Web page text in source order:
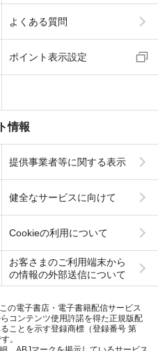
よくある質問
ポイント表示設定
情報
提供事業者等に関する表示
健全なサービスに向けて
Cookieの利用について
お客さまのご利用端末から
の情報の外部送信について
の電子書店・電子書籍配信サービス
コンテンツ使用許諾を得た正規版配
ことを示す登録商標（登録番号 第
。